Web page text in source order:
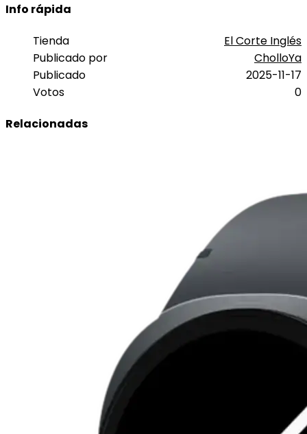
Info rápida
Tienda
El Corte Inglés
Publicado por
CholloYa
Publicado
2025-11-17
Votos
0
Relacionadas